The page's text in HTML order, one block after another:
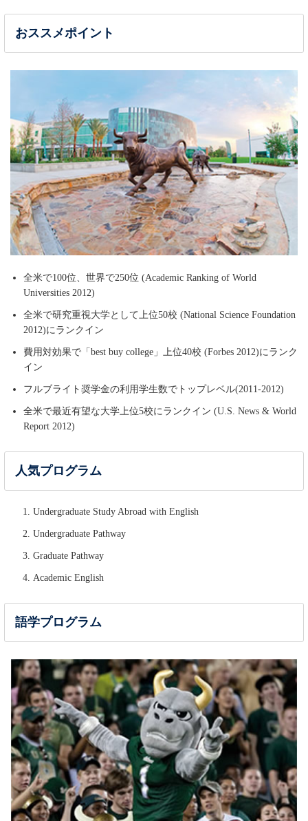
おススメポイント
全米で100位、世界で250位 (Academic Ranking of World
Universities 2012)
全米で研究重視大学として上位50校 (National Science Foundation
2012)にランクイン
費用対効果で「best buy college」上位40校 (Forbes 2012)にランク
イン
フルブライト奨学金の利用学生数でトップレベル(2011-2012)
全米で最近有望な大学上位5校にランクイン (U.S. News & World
Report 2012)
人気プログラム
Undergraduate Study Abroad with English
Undergraduate Pathway
Graduate Pathway
Academic English
語学プログラム